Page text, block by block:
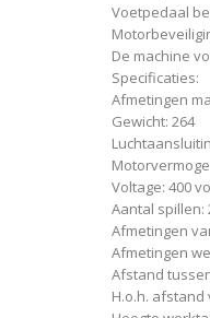
Voetpedaal
De machine
Specificaties:
Afmetingen
Gewicht: 264
Voltage: 400
Aantal spillen:
Afmetingen
Afmetingen
Afstand
H.o.h. afstand